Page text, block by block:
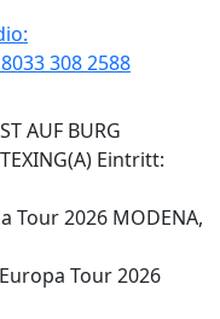
308 2588
AUF BURG
Eintritt:
Tour 2026 MODENA,
Tour 2026